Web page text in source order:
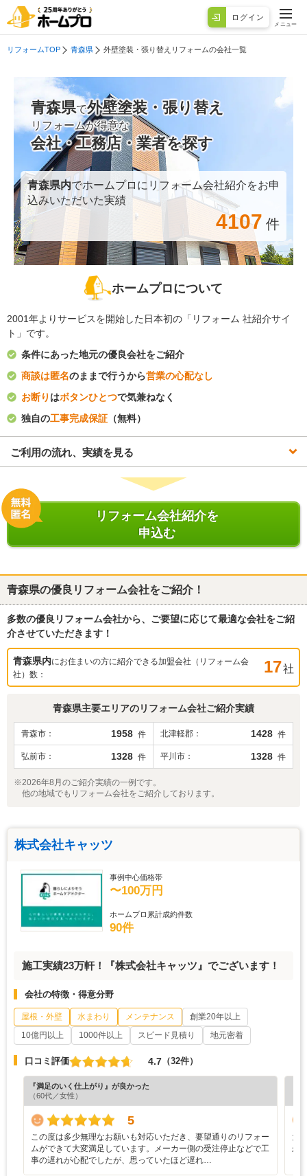
ログイン
メニュー
リフォームTOP 青森県 外壁塗装・張り替えリフォームの会社一覧
青森県で外壁塗装・張り替え
リフォームが得意な
会社・工務店・業者を探す
青森県内でホームプロにリフォーム会社紹介をお申
込みいただいた実績
4107 件
ホームプロについて
2001年よりサービスを開始した日本初の「リフォーム 社紹介サイ
ト」です。
条件にあった地元の優良会社をご紹介
商談は匿名のままで行うから営業の心配なし
お断り はボタンひとつで気兼ねなく
独自の工事完成保証 （無料）
ご利用の流れ、実績を見る
リフォーム会社紹介を
申込む
青森県の優良リフォーム会社をご紹介！
多数の優良リフォーム会社から、ご要望に応じて最適な会社をご紹
介させていただきます！
青森県内にお住まいの方に紹介できる加盟会社（リフォーム会
社）数：
17社
青森県主要エリアのリフォーム会社ご紹介実績
青森市 1958 件 北津軽郡 1428 件
弘前市 1328 件 平川市 1328 件
※2026年8月のご紹介実績の一例です。
他の地域でもリフォーム会社をご紹介しております。
株式会社キャッツ
事例中心価格帯
〜100万円
ホームプロ累計成約件数
90件
施工実績23万軒！『株式会社キャッツ』でございます！
会社の特徴・得意分野
屋根・外壁 水まわり メンテナンス
創業20年以上
10億円以上
1000件以上 スピード見積り 地元密着
口コミ評価 4.7 （32件）
『満足のいく仕上がり』が良かった
（60代／女性）
5
この度は多少無理なお願いも対応いただき、要望通りのリフォー
ムができて大変満足しています。メーカー側の受注停止などで工
事の遅れが心配でしたが、思っていたほど遅れ…
大
か